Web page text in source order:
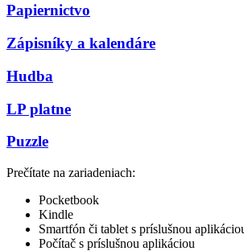
Papiernictvo
Zápisníky a kalendáre
Hudba
LP platne
Puzzle
Prečítate na zariadeniach:
Pocketbook
Kindle
Smartfón či tablet s príslušnou
Počítač s príslušnou aplikáciou